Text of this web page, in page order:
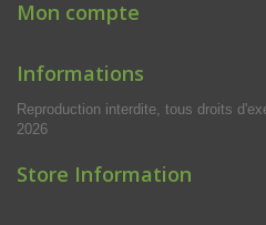
Mon compte
Informations
Reproduction interdite, tous droits
2026
Store Information